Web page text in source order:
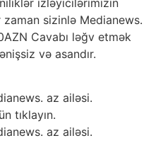
izləyicilərimizin
sizinlə Medianews.
Cavabı ləğv etmək
və asandır.
az ailəsi.
tıklayın.
az ailəsi.